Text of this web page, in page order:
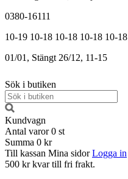
0380-16111
10-19 10-18 10-18 10-18 10-18
01/01, Stängt 26/12, 11-15
Sök i butiken
Kundvagn
Antal varor 0 st
Summa 0 kr
Till kassan Mina sidor Logga in
500 kr kvar till fri frakt.